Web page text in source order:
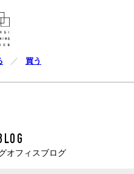
買う
オフィスブログ